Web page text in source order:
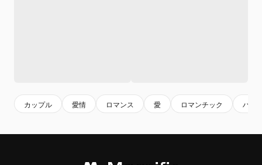
カップル 愛情 ロマンス 愛 ロマンチック ハッ